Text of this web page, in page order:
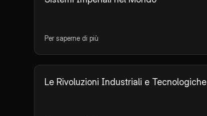
Per saperne di più
Le Rivoluzioni Industriali e Tecnologiche